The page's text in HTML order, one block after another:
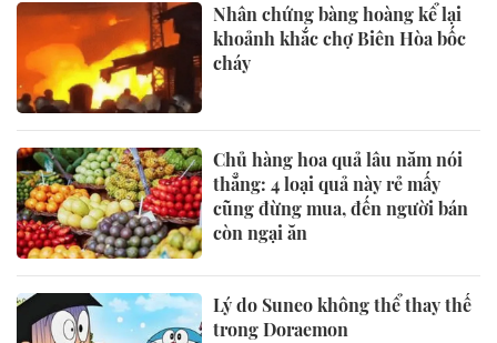
Nhân chứng bàng hoàng kể lại
khoảnh khắc chợ Biên Hòa bốc
cháy
Chủ hàng hoa quả lâu năm nói
thẳng: 4 loại quả này rẻ mấy
cũng đừng mua, đến người bán
còn ngại ăn
Lý do Suneo không thể thay thế
trong Doraemon